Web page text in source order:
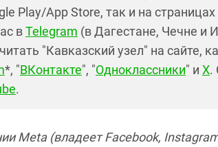
Play/App Store, так и на
вTelegram (в Дагестане, Чечне и
"Кавказский узел" на сайте,
*, "ВКонтакте", "Одноклассники" и X.
.
Meta (владеет Facebook,